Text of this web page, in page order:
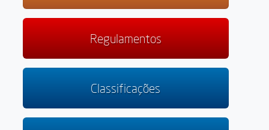
Regulamentos
Classificações